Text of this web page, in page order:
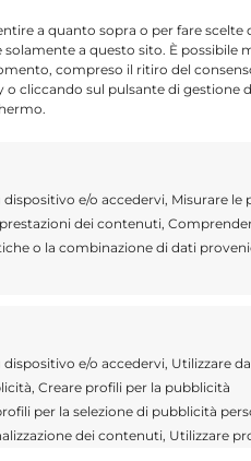
a quanto sopra o per fare scelte
a questo sito. È possibile
compreso il ritiro del
o cliccando sul pulsante di gestione
e/o accedervi, Misurare le
dei contenuti,
o la combinazione di dati
e/o accedervi, Utilizzare
Creare profili per la pubblicità
per la selezione di pubblicità
dei contenuti, Utilizzare